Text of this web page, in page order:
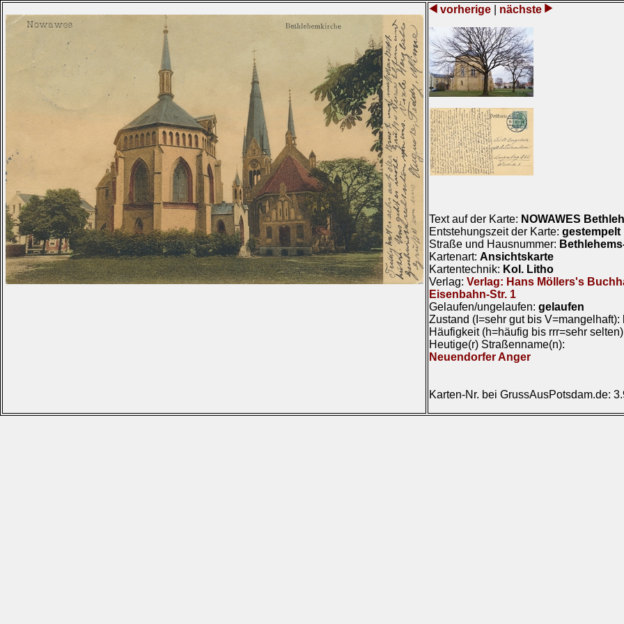
vorherige nächste
Text auf der Karte: NOWAWES
Entstehungszeit der Karte: gestempelt
Straße und Hausnummer:
Kartenart: Ansichtskarte
Kartentechnik: Kol. Litho
Verlag: Verlag: Hans Möllers's
Eisenbahn-Str. 1
Gelaufen/ungelaufen: gelaufen
Zustand (I=sehr gut bis V=mangelhaft):
Häufigkeit (h=häufig bis rrr=sehr
Heutige(r) Straßenname(n):
Neuendorfer Anger
Karten-Nr. bei GrussAusPotsdam.de: